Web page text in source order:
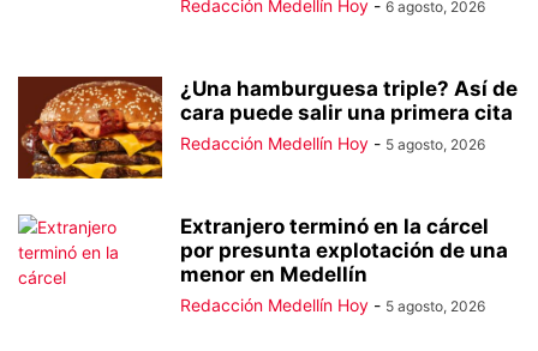
Redacción Medellín Hoy - 6 agosto, 2026
¿Una hamburguesa triple? Así de
cara puede salir una primera cita
Redacción Medellín Hoy - 5 agosto, 2026
Extranjero terminó en la cárcel
por presunta explotación de una
menor en Medellín
Redacción Medellín Hoy - 5 agosto, 2026